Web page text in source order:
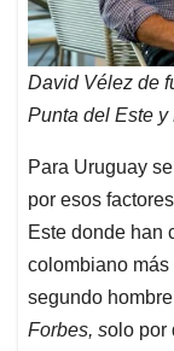
David Vélez de
Punta del Este
Para Uruguay
por esos
Este donde han
colombiano más
segundo
Forbes, solo por